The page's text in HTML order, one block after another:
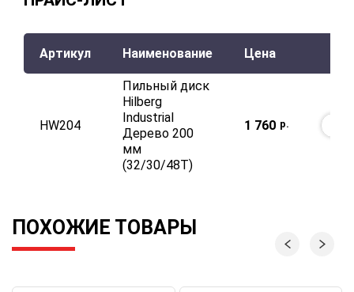
Артикул Наименование Цена
HW204
Пильный диск
Hilberg
Industrial
Дерево 200
мм
(32/30/48T)
1 760 р.
ПОХОЖИЕ ТОВАРЫ